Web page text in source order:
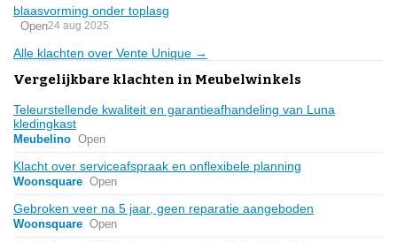
blaasvorming onder toplasg
Open24 aug 2025
Alle klachten over Vente Unique →
Vergelijkbare klachten in Meubelwinkels
Teleurstellende kwaliteit en garantieafhandeling van Luna
kledingkast
Meubelino Open
Klacht over serviceafspraak en onflexibele planning
Woonsquare Open
Gebroken veer na 5 jaar, geen reparatie aangeboden
Woonsquare Open